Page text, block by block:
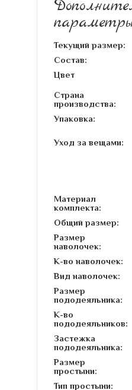
Текущий размер:
Состав:
Цвет
Страна
производства:
Упаковка:
Уход за вещами:
Материал
комплекта:
Общий размер:
Размер
наволочек:
К-во наволочек:
Вид наволочек:
Размер
пододеяльника:
К-во
пододеяльников:
Застежка
пододеяльника:
Размер
простыни:
Тип простыни: